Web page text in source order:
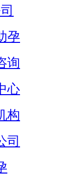
孕
询
心
构
司